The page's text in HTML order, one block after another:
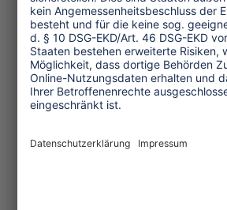
One Planet Guide
Reisen